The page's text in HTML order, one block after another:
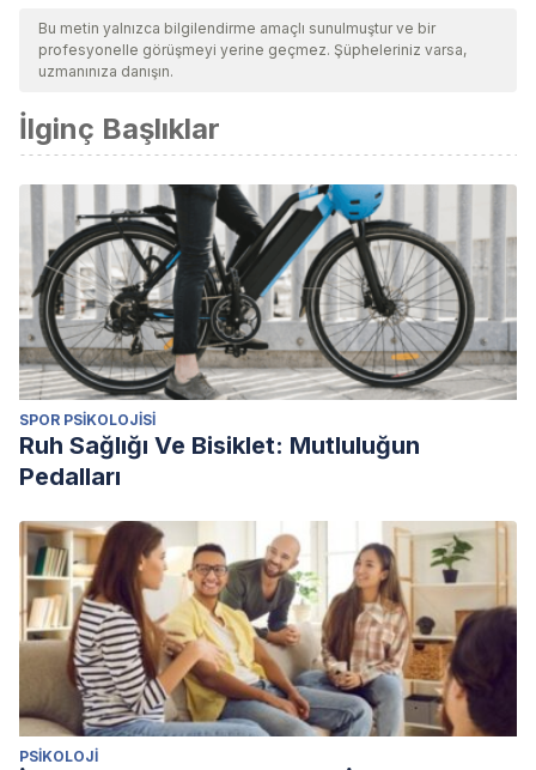
Bu metin yalnızca bilgilendirme amaçlı sunulmuştur ve bir
profesyonelle görüşmeyi yerine geçmez. Şüpheleriniz varsa,
uzmanınıza danışın.
İlginç Başlıklar
SPOR PSIKOLOJISI
Ruh Sağlığı Ve Bisiklet: Mutluluğun
Pedalları
PSIKOLOJI